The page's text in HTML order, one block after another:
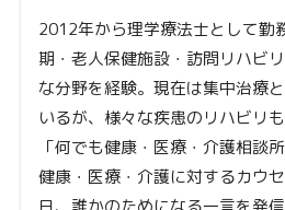
2012年から理学療法士として勤
期・老人保健施設・訪問リハビ
な分野を経験。現在は集中治療
いるが、様々な疾患のリハビリ
「何でも健康・医療・介護相談
健康・医療・介護に対するカウ